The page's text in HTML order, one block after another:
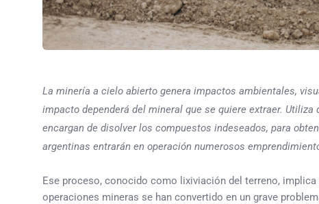
La minería a cielo abierto genera impactos ambientales,
impacto dependerá del mineral que se quiere extraer.
encargan de disolver los compuestos indeseados, para
argentinas entrarán en operación numerosos
Ese proceso, conocido como lixiviación del terreno,
operaciones mineras se han convertido en un grave